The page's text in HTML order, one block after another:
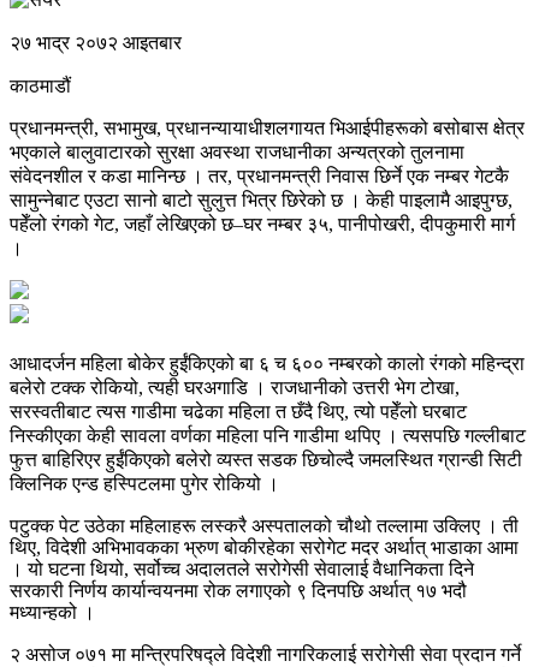
२७ भाद्र २०७२ आइतबार
काठमाडौं
प्रधानमन्त्री, सभामुख, प्रधानन्यायाधीशलगायत भिआईपीहरूको बसोबास क्षेत्र
भएकाले बालुवाटारको सुरक्षा अवस्था राजधानीका अन्यत्रको तुलनामा
संवेदनशील र कडा मानिन्छ । तर, प्रधानमन्त्री निवास छिर्ने एक नम्बर गेटकै
सामुन्नेबाट एउटा सानो बाटो सुलुत्त भित्र छिरेको छ । केही पाइलामै आइपुग्छ,
पहेँलो रंगको गेट, जहाँ लेखिएको छ–घर नम्बर ३५, पानीपोखरी, दीपकुमारी मार्ग
।
आधादर्जन महिला बोकेर हुईंकिएको बा ६ च ६०० नम्बरको कालो रंगको महिन्द्रा
बलेरो टक्क रोकियो, त्यही घरअगाडि । राजधानीको उत्तरी भेग टोखा,
सरस्वतीबाट त्यस गाडीमा चढेका महिला त छँदै थिए, त्यो पहेँलो घरबाट
निस्कीएका केही सावला वर्णका महिला पनि गाडीमा थपिए । त्यसपछि गल्लीबाट
फुत्त बाहिरिएर हुईंकिएको बलेरो व्यस्त सडक छिचोल्दै जमलस्थित ग्रान्डी सिटी
क्लिनिक एन्ड हस्पिटलमा पुगेर रोकियो ।
पटुक्क पेट उठेका महिलाहरू लस्करै अस्पतालको चौथो तल्लामा उक्लिए । ती
थिए, विदेशी अभिभावकका भ्रुण बोकीरहेका सरोगेट मदर अर्थात् भाडाका आमा
। यो घटना थियो, सर्वोच्च अदालतले सरोगेसी सेवालाई वैधानिकता दिने
सरकारी निर्णय कार्यान्वयनमा रोक लगाएको ९ दिनपछि अर्थात् १७ भदौ
मध्यान्हको ।
२ असोज ०७१ मा मन्त्रिपरिषद्ले विदेशी नागरिकलाई सरोगेसी सेवा प्रदान गर्ने